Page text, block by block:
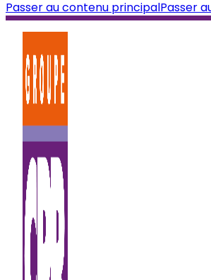
Passer au contenu principalPasser